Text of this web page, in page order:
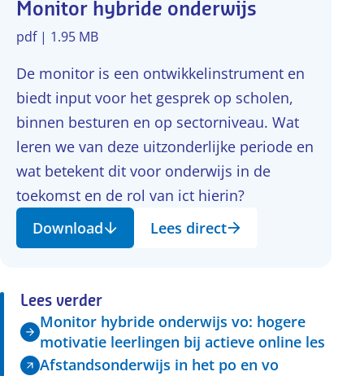
Monitor hybride onderwijs
pdf | 1.95 MB
De monitor is een ontwikkelinstrument en
biedt input voor het gesprek op scholen,
binnen besturen en op sectorniveau. Wat
leren we van deze uitzonderlijke periode en
wat betekent dit voor onderwijs in de
toekomst en de rol van ict hierin?
Download
Lees direct
Lees verder
Monitor hybride onderwijs vo: hogere
motivatie leerlingen bij actieve online les
Afstandsonderwijs in het po en vo